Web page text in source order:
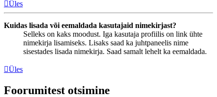
Üles
Kuidas lisada või eemaldada kasutajaid nimekirjast?
Selleks on kaks moodust. Iga kasutaja profiilis on link ühte
nimekirja lisamiseks. Lisaks saad ka juhtpaneelis nime
sisestades lisada nimekirja. Saad samalt lehelt ka eemaldada.
Üles
Foorumitest otsimine